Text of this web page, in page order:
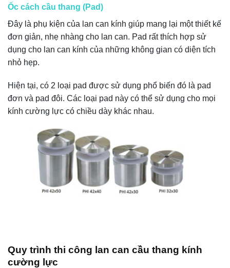
Ốc cách cầu thang (Pad)
Đây là phụ kiện của lan can kính giúp mang lại một thiết kế
đơn giản, nhẹ nhàng cho lan can. Pad rất thích hợp sử
dụng cho lan can kính của những không gian có diện tích
nhỏ hẹp.
Hiện tại, có 2 loại pad được sử dụng phổ biến đó là pad
đơn và pad đôi. Các loại pad này có thể sử dụng cho mọi
kính cường lực có chiều dày khác nhau.
Quy trình thi công lan can cầu thang kính
cường lực